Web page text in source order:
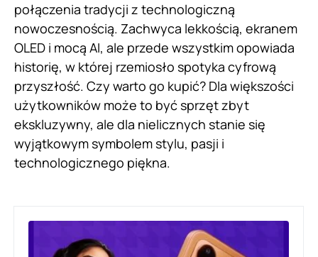
połączenia tradycji z technologiczną
nowoczesnością. Zachwyca lekkością, ekranem
OLED i mocą AI, ale przede wszystkim opowiada
historię, w której rzemiosło spotyka cyfrową
przyszłość. Czy warto go kupić? Dla większości
użytkowników może to być sprzęt zbyt
ekskluzywny, ale dla nielicznych stanie się
wyjątkowym symbolem stylu, pasji i
technologicznego piękna.